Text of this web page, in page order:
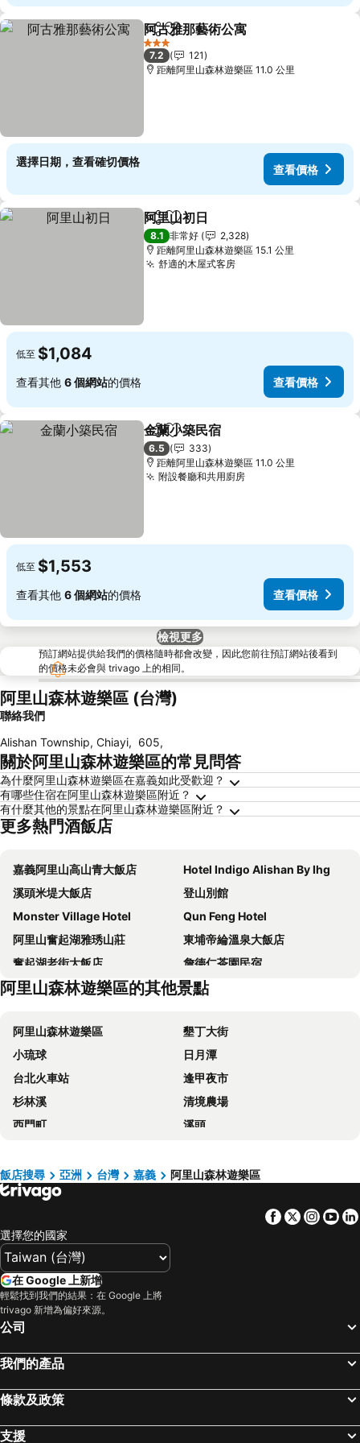
分享 加入我的最愛
阿古雅那藝術公寓
3 星級
7.2
121
距離阿里山森林遊樂區 11.0 公里
選擇日期，查看確切價格
查看價格
分享 加入我的最愛
阿里山初日
8.1 非常好
2,328
距離阿里山森林遊樂區 15.1 公里
舒適的木屋式客房查看價格
低至 $1,084
查看其他 6 個網站的價格 查看價格
分享 加入我的最愛
金蘭小築民宿
6.5
333
距離阿里山森林遊樂區 11.0 公里
附設餐廳和共用廚房查看價格
低至 $1,553
查看其他 6 個網站的價格 查看價格
檢視更多
預訂網站提供給我們的價格隨時都會改變，因此您前往預訂網站後看到
的價格未必會與 trivago 上的相同。
阿里山森林遊樂區 (台灣)
聯絡我們
Alishan Township, Chiayi, 605,
關於阿里山森林遊樂區的常見問答
為什麼阿里山森林遊樂區在嘉義如此受歡迎？
有哪些住宿在阿里山森林遊樂區附近？
有什麼其他的景點在阿里山森林遊樂區附近？
更多熱門酒飯店
嘉義阿里山高山青大飯店
Hotel Indigo Alishan By Ihg
溪頭米堤大飯店
登山別館
Monster Village Hotel
Qun Feng Hotel
阿里山奮起湖雅琇山莊
東埔帝綸溫泉大飯店
奮起湖老街大飯店
詹德仁茶園民宿
Yahu Hotel
Yin Shan Hotel
Xin Cai Homestay
高峰大飯店
Fenchihu Hotel
Hsitou Man Tuo Xiang Homestay
達芭凱民宿 Tabakai B&B
Alishan Gou Hotel
O-Sun-Win Hotel
溪頭自然教育園區
禾楓別墅
Fenchihu Deep Forest Inn
大峯山莊
Chia Yuen Homestay
靜思廬森林會館
Alishan Shanyunhua B&B Homestay
七天四季咖啡民宿
雲林草嶺SPA渡假山莊
Xi Zhi Tou Homestay
Tsaoling Villa
Dafang Tea Homestay
Sarisun Resort Hotel
Hotel Chinshan
阿里山森林遊樂區的其他景點
阿里山森林遊樂區
墾丁大街
小琉球
日月潭
台北火車站
逢甲夜市
杉林溪
清境農場
西門町
溪頭
太平山森林遊樂區
梨山
關子嶺溫泉
高雄巨蛋捷運站
駁二藝術特區
武陵農場
北投溫泉
台北小巨蛋
羅東夜市
Taipei 101
高雄火車站
南港站覽館
高雄瑞豐夜市
飯店搜尋 亞洲 台灣 嘉義 阿里山森林遊樂區
Facebook
Twitter
選擇您的國家
在 Google 上新增
輕鬆找到我們的結果：在 Google 上將
trivago 新增為偏好來源。
公司
我們的產品
條款及政策
支援